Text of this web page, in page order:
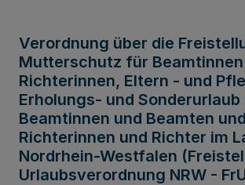
Verordnung über die
Mutterschutz für Beamtinnen
Richterinnen, Eltern - und
Erholungs- und Sonderurlaub
Beamtinnen und Beamten und
Richterinnen und Richter im
Nordrhein-Westfalen
Urlaubsverordnung NRW -